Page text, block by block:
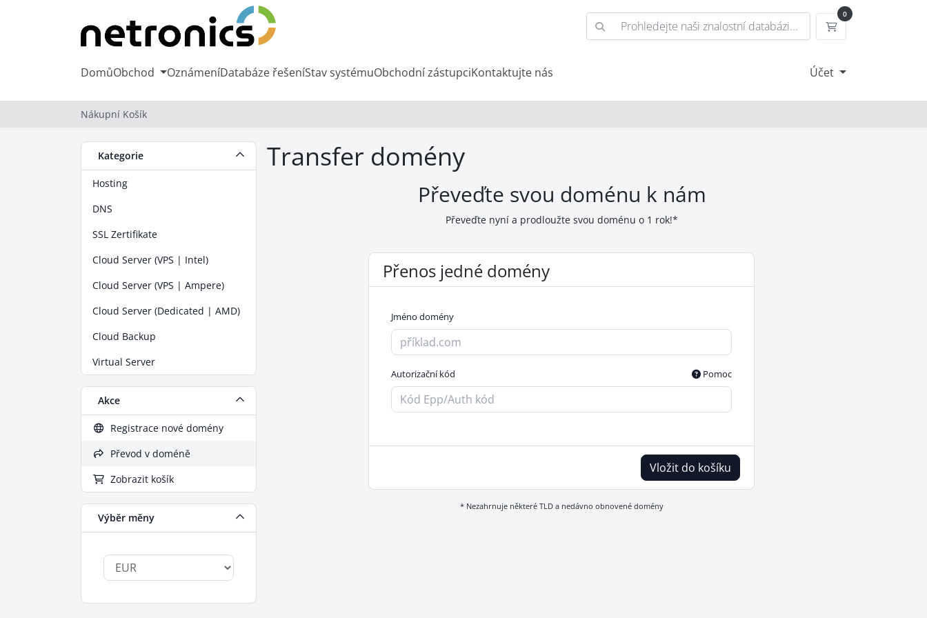
0
Nákupní Košík
DomůObchod OznámeníDatabáze řešeníStav systémuObchodní zástupciKontaktujte nás Účet
Nákupní Košík
Kategorie
Hosting
DNS
SSL Zertifikate
Cloud Server (VPS | Intel)
Cloud Server (VPS | Ampere)
Cloud Server (Dedicated | AMD)
Cloud Backup
Virtual Server
Akce
Registrace nové domény
Převod v doméně
Zobrazit košík
Výběr měny
Transfer domény
Převeďte svou doménu k nám
Převeďte nyní a prodloužte svou doménu o 1 rok!*
Přenos jedné domény
Jméno domény
Autorizační kód Pomoc
Vložit do košíku
* Nezahrnuje některé TLD a nedávno obnovené domény